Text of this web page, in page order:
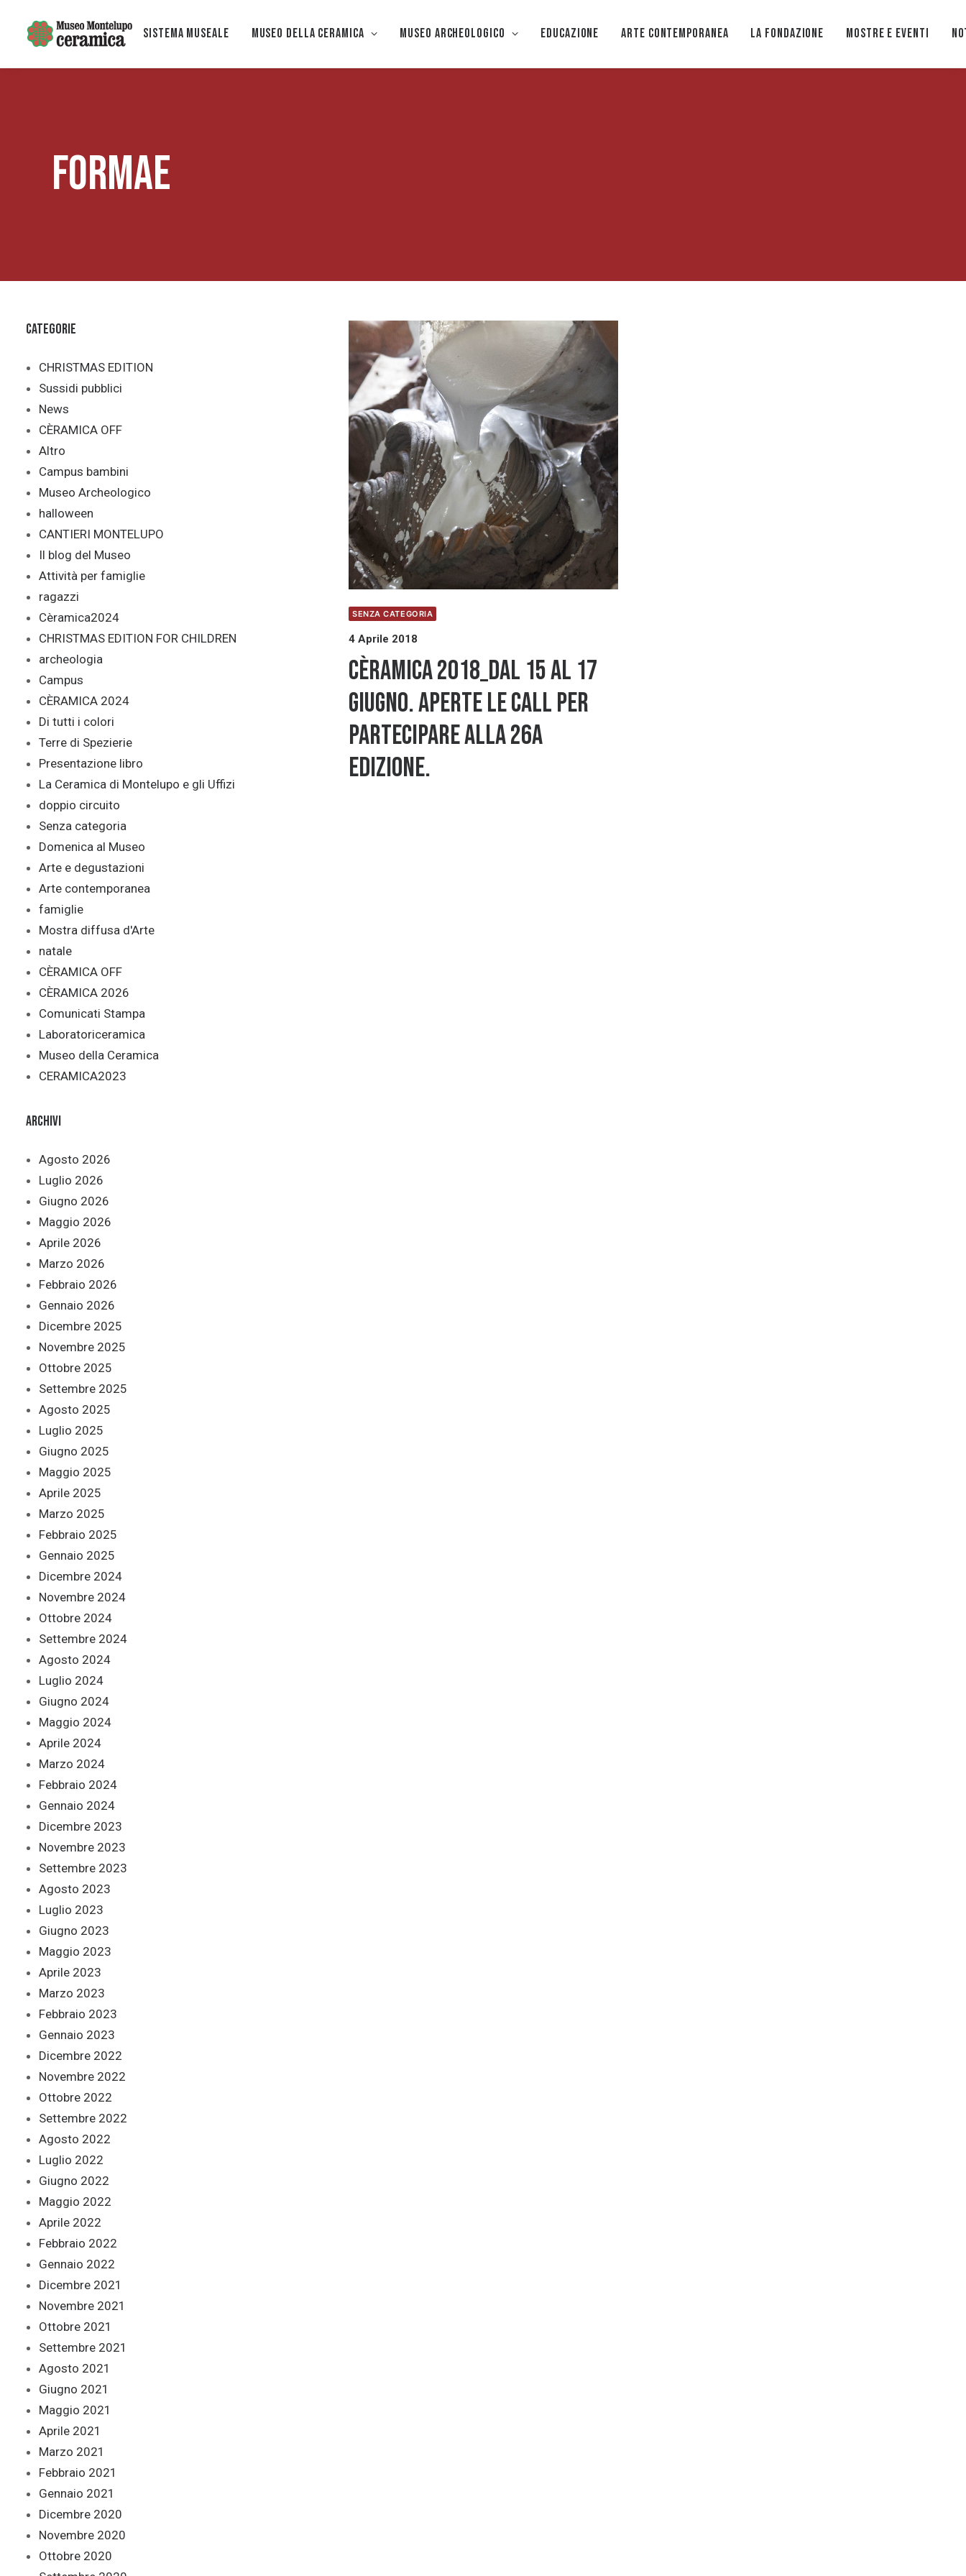
Sistema museale MUSEO DELLA CERAMICA Museo Archeologico EDUCAZIONE Arte Contemporanea La Fondazione Mostre e eventi
FORMAE
Categorie
CHRISTMAS EDITION
Sussidi pubblici
News
CÈRAMICA OFF
Altro
Campus bambini
Museo Archeologico
halloween
CANTIERI MONTELUPO
Il blog del Museo
Attività per famiglie
ragazzi
Cèramica2024
CHRISTMAS EDITION FOR CHILDREN
archeologia
Campus
CÈRAMICA 2024
Di tutti i colori
Terre di Spezierie
Presentazione libro
La Ceramica di Montelupo e gli Uffizi
doppio circuito
Senza categoria
Domenica al Museo
Arte e degustazioni
Arte contemporanea
famiglie
Mostra diffusa d'Arte
natale
CÈRAMICA OFF
CÈRAMICA 2026
Comunicati Stampa
Laboratoriceramica
Museo della Ceramica
CERAMICA2023
Archivi
Agosto 2026
Luglio 2026
Giugno 2026
Maggio 2026
Aprile 2026
Marzo 2026
Febbraio 2026
Gennaio 2026
Dicembre 2025
Novembre 2025
Ottobre 2025
Settembre 2025
Agosto 2025
Luglio 2025
Giugno 2025
Maggio 2025
Aprile 2025
Marzo 2025
Febbraio 2025
Gennaio 2025
Dicembre 2024
Novembre 2024
Ottobre 2024
Settembre 2024
Agosto 2024
Luglio 2024
Giugno 2024
Maggio 2024
Aprile 2024
Marzo 2024
Febbraio 2024
Gennaio 2024
Dicembre 2023
Novembre 2023
Settembre 2023
Agosto 2023
Luglio 2023
Giugno 2023
Maggio 2023
Aprile 2023
Marzo 2023
Febbraio 2023
Gennaio 2023
Dicembre 2022
Novembre 2022
Ottobre 2022
Settembre 2022
Agosto 2022
Luglio 2022
Giugno 2022
Maggio 2022
Aprile 2022
Febbraio 2022
Gennaio 2022
Dicembre 2021
Novembre 2021
Ottobre 2021
Settembre 2021
Agosto 2021
Giugno 2021
Maggio 2021
Aprile 2021
Marzo 2021
Febbraio 2021
Gennaio 2021
Dicembre 2020
Novembre 2020
Ottobre 2020
SENZA CATEGORIA
4 Aprile 2018
Cèramica 2018_dal 15 al 17
giugno. Aperte le CALL per
partecipare alla 26a
edizione.